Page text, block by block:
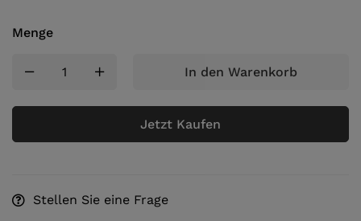
Menge
In den Warenkorb
Jetzt Kaufen
Stellen Sie eine Frage